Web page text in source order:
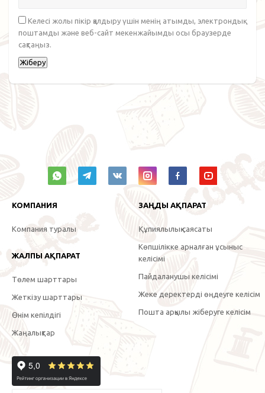
Келесі жолы пікір қалдыру үшін менің атымды, электрондық
поштамды және веб-сайт мекенжайымды осы браузерде
сақтаңыз.
КОМПАНИЯ
Компания туралы
ЖАЛПЫ АҚПАРАТ
Төлем шарттары
Жеткізу шарттары
Өнім кепілдігі
Жаңалықтар
ЗАҢДЫ АҚПАРАТ
Құпиялылық саясаты
Көпшілікке арналған ұсыныс
келісімі
Пайдаланушы келісімі
Жеке деректерді өңдеуге келісім
Пошта арқылы жіберуге келісім